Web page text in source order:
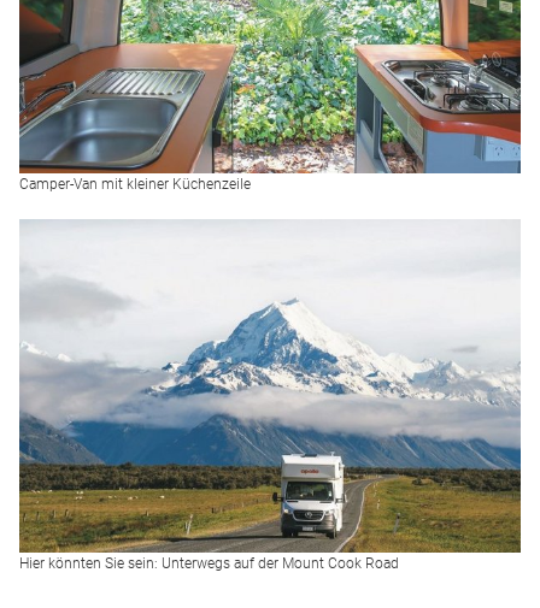
Camper-Van mit kleiner Küchenzeile
Hier könnten Sie sein: Unterwegs auf der Mount Cook Road